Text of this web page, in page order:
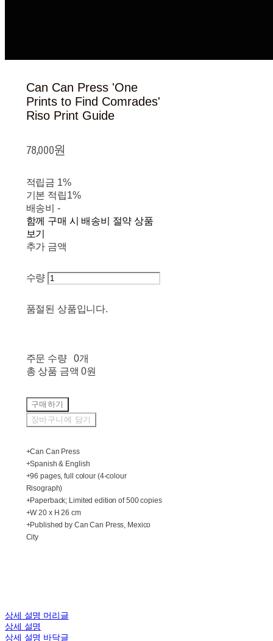
Can Can Press 'One
Prints to Find Comrades'
Riso Print Guide
78,000원
적립금 1%
기본 적립1%
배송비 -
함께 구매 시 배송비 절약 상품
보기
추가 금액
수량
품절된 상품입니다.
주문 수량
0개
총 상품 금액 0원
구매하기
장바구니에 담기
+Can Can Press
+Spanish & English
+96 pages, full colour (4-colour
Risograph)
+Paperback; Limited edition of 500 copies
+W 20 x H 26 cm
+Published by Can Can Press, Mexico
City
상세 설명 머리글
상세 설명
상세 설명 바닥글